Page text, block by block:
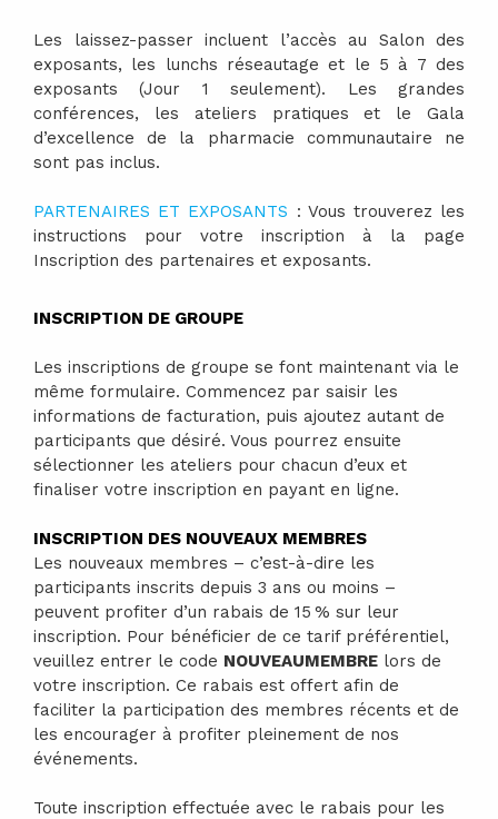
Les laissez-passer incluent l’accès au Salon des
exposants, les lunchs réseautage et le 5 à 7 des
exposants (Jour 1 seulement). Les grandes
conférences, les ateliers pratiques et le Gala
d’excellence de la pharmacie communautaire ne
sont pas inclus.
PARTENAIRES ET EXPOSANTS : Vous trouverez les
instructions pour votre inscription à la page
Inscription des partenaires et exposants.
INSCRIPTION DE GROUPE
Les inscriptions de groupe se font maintenant via le
même formulaire. Commencez par saisir les
informations de facturation, puis ajoutez autant de
participants que désiré. Vous pourrez ensuite
sélectionner les ateliers pour chacun d’eux et
finaliser votre inscription en payant en ligne.
INSCRIPTION DES NOUVEAUX MEMBRES
Les nouveaux membres – c’est-à-dire les
participants inscrits depuis 3 ans ou moins –
peuvent profiter d’un rabais de 15 % sur leur
inscription. Pour bénéficier de ce tarif préférentiel,
veuillez entrer le code NOUVEAUMEMBRE lors de
votre inscription. Ce rabais est offert afin de
faciliter la participation des membres récents et de
les encourager à profiter pleinement de nos
événements.
Toute inscription effectuée avec le rabais pour les